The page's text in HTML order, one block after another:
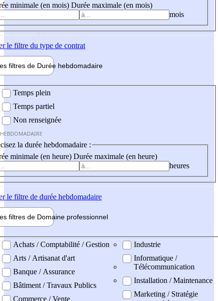
minimale (en mois) Durée maximale (en mois)
mois
le filtre du type de contrat
filtres de Durée hebdomadaire
Temps plein
Temps partiel
Non renseignée
la durée hebdomadaire :
minimale (en heure) Durée maximale (en heure)
heures
le filtre de durée hebdomadaire
filtres de Domaine professionnel
professionel
Achats / Comptabilité / Gestion
Arts / Artisanat d'art
Banque / Assurance
Bâtiment / Travaux Publics
Commerce / Vente
Industrie
Informatique /
Télécommunication
Installation / Maintenance
Marketing / Stratégie